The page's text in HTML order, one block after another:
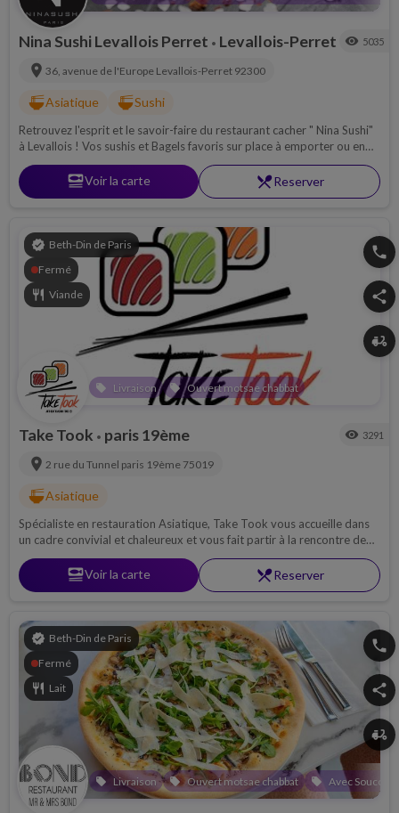
Nina Sushi Levallois Perret • Levallois-Perret visibility 5035
location_on 36, avenue de l'Europe Levallois-Perret 92300
ramen_diningAsiatique ramen_diningSushi
Retrouvez l'esprit et le savoir-faire du restaurant cacher " Nina Sushi"
à Levallois ! Vos sushis et Bagels favoris sur place à emporter ou en
livraison !
set_mealVoir la carte restaurant_menuReserver
verified Beth-Din de Paris
Fermé
restaurant Viande
local_offer Livraison local_offer Ouvert motsae chabbat
phone
share
delivery_dining
Take Took • paris 19ème visibility 3291
location_on 2 rue du Tunnel paris 19ème 75019
ramen_diningAsiatique
Spécialiste en restauration Asiatique, Take Took vous accueille dans
un cadre convivial et chaleureux et vous fait partir à la rencontre de
ses plats innovants, savoureux et soigneusement présentées pour
votre plus grand plaisir.
set_mealVoir la carte restaurant_menuReserver
verified Beth-Din de Paris
Fermé
restaurant Lait
local_offer Livraison local_offer Ouvert motsae chabbat local_offer Avec Souccah
phone
share
delivery_dining